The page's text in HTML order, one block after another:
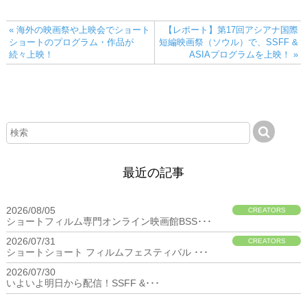
« 海外の映画祭や上映会でショート
ショートのプログラム・作品が
続々上映！
【レポート】第17回アシアナ国際
短編映画祭（ソウル）で、SSFF &
ASIAプログラムを上映！ »
最近の記事
2026/08/05 CREATORS
ショートフィルム専門オンライン映画館BSS･･･
2026/07/31
CREATORS
ショートショート フィルムフェスティバル ･･･
2026/07/30
いよいよ明日から配信！SSFF &･･･